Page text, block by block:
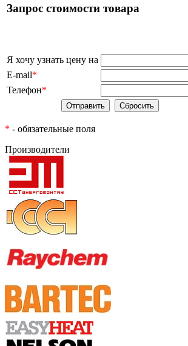
Запрос стоимости товара
Я хочу узнать цену на
E-mail*
Телефон*
* - обязательные поля
Производители